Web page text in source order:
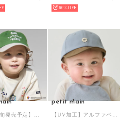
60%
petit main